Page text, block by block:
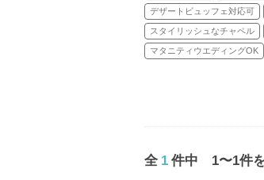
デザートビュッフェ対応可
スタイリッシュなチャペル
マタニティウエディングOK
全 1 件中 1〜1件